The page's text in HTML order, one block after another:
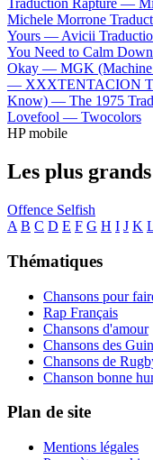
Traduction Rapture —
Michele Morrone
Yours —Avicii
You Need to Calm
Okay — MGK
— XXXTENTACION
Know) — The 1975
Lovefool — Twocolors
HP mobile
Les plus
Offence Selfish
A B C D E F G H I J K
Thématiques
Chansons pour
Rap Français
Chansons d'amour
Chansons des
Chansons de
Chanson bonne
Plan de site
Mentions légales